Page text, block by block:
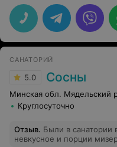
администратор и
говоря, просто
отвала!)) Красивая
воздух, изумительные
довольна! Спасибо!
САНАТОРИЙ
5.0 Сосны
Минская обл. Мядельский
Круглосуточно
Отзыв. Были в санатории
невкусное и порции